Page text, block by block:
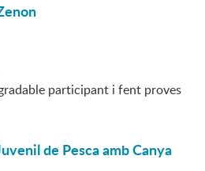
participant i fent proves
de Pesca amb Canya